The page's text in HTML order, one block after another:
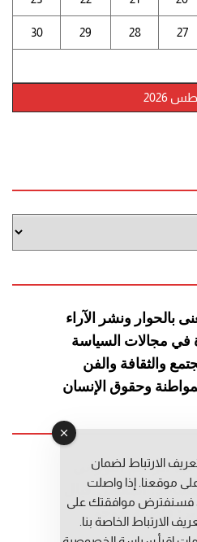
2026
27
28
29
30
بالحوار ونشر الآراء
في مجالات السياسة
والثقافة والفن
وحقوق الإنسان
الرحيم التوراني
المعطي قبال
فاطمة حوحو
الارتباط لضمان
موقعنا. إذا واصلت
فسنفترض موافقتك على
الارتباط الخاصة بنا.